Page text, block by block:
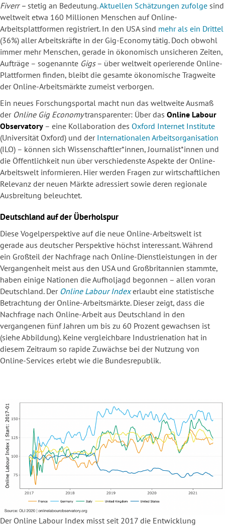
Fiverr – stetig an Bedeutung.Aktuellen Schätzungen zufolge sind
weltweit etwa 160 Millionen Menschen auf Online-
Arbeitsplattformen registriert. In den USA sind mehr als ein Drittel
(36%) aller Arbeitskräfte in der Gig-Economy tätig. Doch obwohl
immer mehr Menschen, gerade in ökonomisch unsicheren Zeiten,
Aufträge – sogenannte Gigs– über weltweit operierende Online-
Plattformen finden, bleibt die gesamte ökonomische Tragweite
der Online-Arbeitsmärkte zumeist verborgen.
Ein neues Forschungsportal macht nun das weltweite Ausmaß
der Online Gig Economytransparenter: Über das Online Labour
Observatory – eine Kollaboration des Oxford Internet Institute
(Universität Oxford) und der Internationalen Arbeitsorganisation
(ILO) – können sich Wissenschaftler*innen, Journalist*innen und
die Öffentlichkeit nun über verschiedenste Aspekte der Online-
Arbeitswelt informieren. Hier werden Fragen zur wirtschaftlichen
Relevanz der neuen Märkte adressiert sowie deren regionale
Ausbreitung beleuchtet.
Deutschland auf der Überholspur
Diese Vogelperspektive auf die neue Online-Arbeitswelt ist
gerade aus deutscher Perspektive höchst interessant. Während
ein Großteil der Nachfrage nach Online-Dienstleistungen in der
Vergangenheit meist aus den USA und Großbritannien stammte,
haben einige Nationen die Aufholjagd begonnen – allen voran
Deutschland. Der Online Labour Indexerlaubt eine statistische
Betrachtung der Online-Arbeitsmärkte. Dieser zeigt, dass die
Nachfrage nach Online-Arbeit aus Deutschland in den
vergangenen fünf Jahren um bis zu 60 Prozent gewachsen ist
(siehe Abbildung). Keine vergleichbare Industrienation hat in
diesem Zeitraum so rapide Zuwächse bei der Nutzung von
Online-Services erlebt wie die Bundesrepublik.
Der Online Labour Index misst seit 2017 die Entwicklung